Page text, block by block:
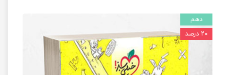
دهم
۲۰ درصد